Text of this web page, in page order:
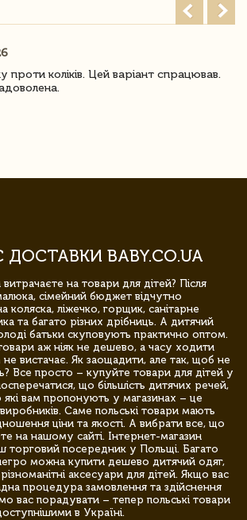
проти коліків. Цей варіант спрацював.
BABY.CO.UA
на товари для дітей? Після
сімейний бюджет відчутно
коляска, ліжечко, горщик, санітарне
та багато різних дрібниць. А дитячий
батьки скуповують практично оптом.
аж ніяк не дешево, а часу ходити
не вистачає. Як заощадити, але так, щоб не
Все просто – купуйте товари для дітей у
що більшість дитячих речей,
які вам пропонують у магазинах – це
Саме польські товари мають
ціни та якості. А вибрати все, що
на нашому сайті. Інтернет-магазин
торговий посередник у Польщі. Багато
можна купити дешево дитячий одяг,
аксесуари для дітей. Якщо вас
процедура замовлення та здійснення
вас порадувати – тепер польські товари
в Україні.